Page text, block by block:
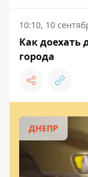
10:10, 10
Как доехать
города
ДНЕПР